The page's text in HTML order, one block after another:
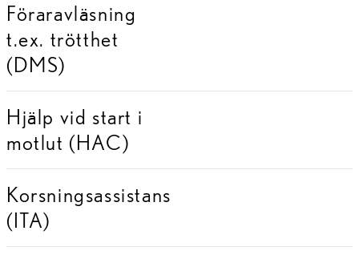
Föraravläsning
t.ex. trötthet
(DMS)
Hjälp vid start i
motlut (HAC)
Korsningsassistans
(ITA)